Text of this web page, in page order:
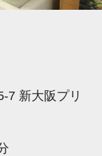
7 新大阪プリ